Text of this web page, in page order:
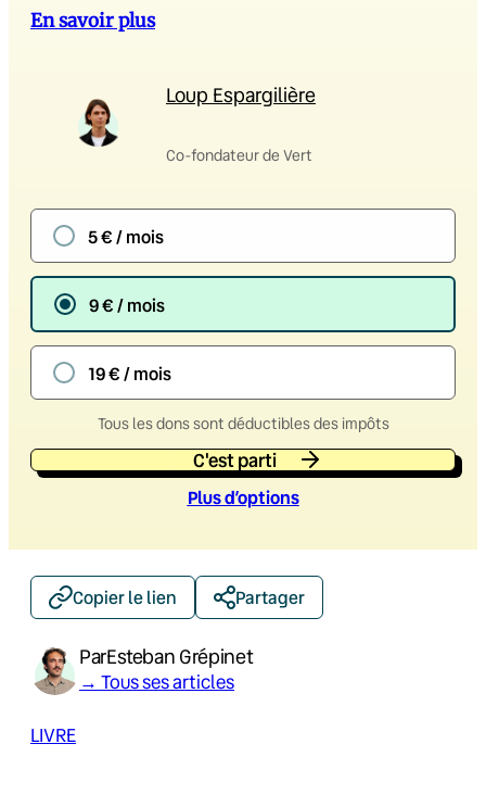
En savoir plus
Loup Espargilière
Co-fondateur de Vert
5 € / mois
9 € / mois
19 € / mois
Tous les dons sont déductibles des impôts
C'est parti
Plus d’options
Copier le lien Partager
ParEsteban Grépinet
→ Tous ses articles
LIVRE